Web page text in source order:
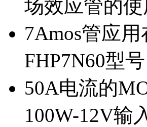
场效应管的使
7Amos管应
FHP7N60型号
50A电流的
100W-12V输